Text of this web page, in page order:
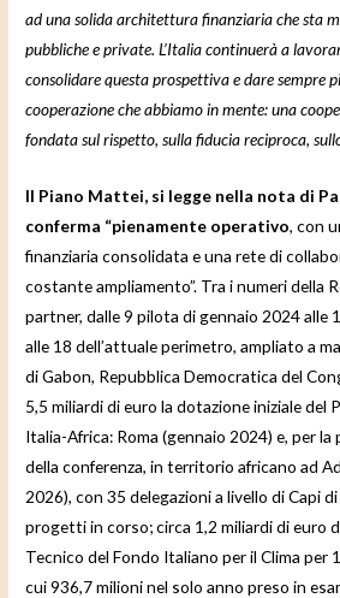
ad una solida architettura finanziaria che sta
pubbliche e private. L’Italia continuerà a
consolidare questa prospettiva e dare sempre
cooperazione che abbiamo in mente: una
fondata sul rispetto, sulla fiducia reciproca,
Il Piano Mattei, si legge nella nota di
conferma “pienamente operativo, con
finanziaria consolidata e una rete di
costante ampliamento”. Tra i numeri della
partner, dalle 9 pilota di gennaio 2024 alle
alle 18 dell’attuale perimetro, ampliato a
di Gabon, Repubblica Democratica del
5,5 miliardi di euro la dotazione iniziale del
Italia-Africa: Roma (gennaio 2024) e, per
della conferenza, in territorio africano ad
2026), con 35 delegazioni a livello di Capi
progetti in corso; circa 1,2 miliardi di euro
Tecnico del Fondo Italiano per il Clima per
cui 936,7 milioni nel solo anno preso in